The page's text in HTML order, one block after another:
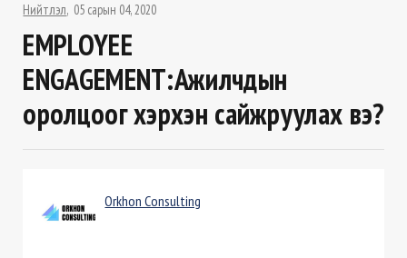
Нийтлэл 05 сарын 04, 2020
EMPLOYEE
ENGAGEMENT:Ажилчдын
оролцоог хэрхэн сайжруулах вэ?
Orkhon Consulting